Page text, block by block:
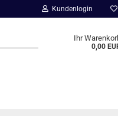
Kundenlogin
Ihr
0,00